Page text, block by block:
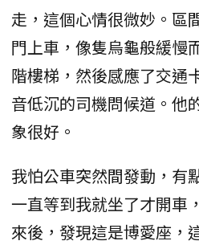
走，這個心情很微妙。區
門上車，像隻烏龜般緩慢
階樓梯，然後感應了交通
音低沉的司機問候道。他
象很好。
我怕公車突然間發動，有
一直等到我就坐了才開車
來後，發現這是博愛座，